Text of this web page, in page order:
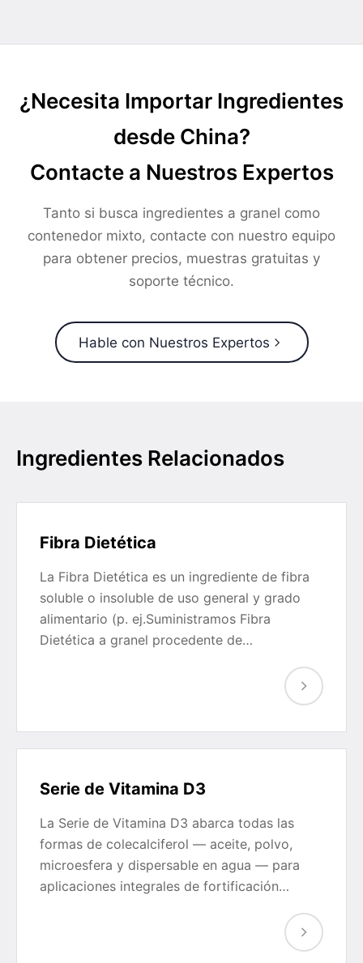
¿Necesita Importar Ingredientes
desde China?
Contacte a Nuestros Expertos
Tanto si busca ingredientes a granel como
contenedor mixto, contacte con nuestro equipo
para obtener precios, muestras gratuitas y
soporte técnico.
Hable con Nuestros Expertos
Ingredientes Relacionados
Fibra Dietética
La Fibra Dietética es un ingrediente de fibra
soluble o insoluble de uso general y grado
alimentario (p. ej.Suministramos Fibra
Dietética a granel procedente de…
Serie de Vitamina D3
La Serie de Vitamina D3 abarca todas las
formas de colecalciferol — aceite, polvo,
microesfera y dispersable en agua — para
aplicaciones integrales de fortificación…